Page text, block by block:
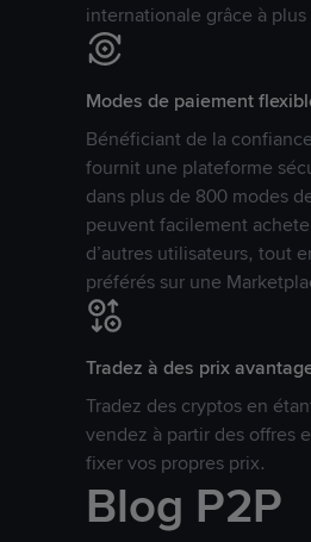
internationale grâce à
Modes de paiement
Bénéficiant de la
fournit une plateforme
dans plus de 800 modes
peuvent facilement
d’autres utilisateurs, tout
préférés sur une
Tradez à des prix
Tradez des cryptos en
vendez à partir des offres
fixer vos propres prix.
Blog P2P